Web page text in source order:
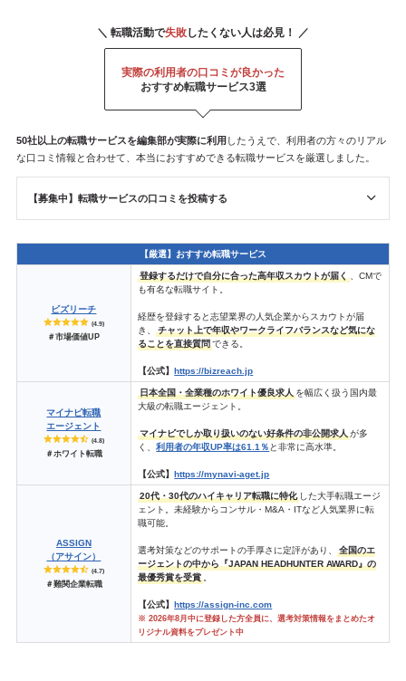
＼ 転職活動で失敗したくない人は必見！ ／
実際の利用者の口コミが良かった
おすすめ転職サービス3選
50社以上の転職サービスを編集部が実際に利用 したうえで、利用者の方々のリアル
な口コミ情報と合わせて、本当におすすめできる転職サービスを厳選しました。
【募集中】転職サービスの口コミを投稿する
【厳選】おすすめ転職サービス
ビズリーチ
(4.9)
＃市場価値UP
登録するだけで自分に合った高年収スカウトが届く
、CMで
も有名な転職サイト。
経歴を登録すると志望業界の人気企業からスカウトが届
き、
チャット上で年収やワークライフバランスなど気にな
ることを直接質問 できる。
【公式】https://bizreach.jp
マイナビ転職
エージェント
(4.8)
＃ホワイト転職
日本全国・全業種のホワイト優良求人 を幅広く扱う国内最
大級の転職エージェント。
マイナビでしか取り扱いのない好条件の非公開求人 が多
く、利用者の年収UP率は61.1％ と非常に高水準。
【公式】https://mynavi-aget.jp
ASSIGN
（アサイン）
(4.7)
＃難関企業転職
20代・30代のハイキャリア転職に特化 した大手転職エージ
ェント。未経験からコンサル・M&A・ITなど人気業界に転
職可能。
選考対策などのサポートの手厚さに定評があり、
全国のエ
ージェントの中から『JAPAN HEADHUNTER AWARD』の
最優秀賞を受賞
【公式】https://assign-inc.com
※ 2026年8月中に登録した方全員に、選考対策情報をまとめたオ
リジナル資料をプレゼント中